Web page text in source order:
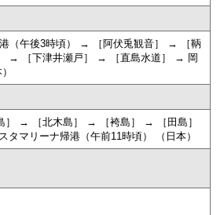
（午後3時頃） → ［阿伏兎観音］ → ［鞆
→ ［下津井瀬戸］ → ［直島水道］ → 岡
］ → ［北木島］ → ［袴島］ → ［田島］
マリーナ帰港（午前11時頃） （日本）